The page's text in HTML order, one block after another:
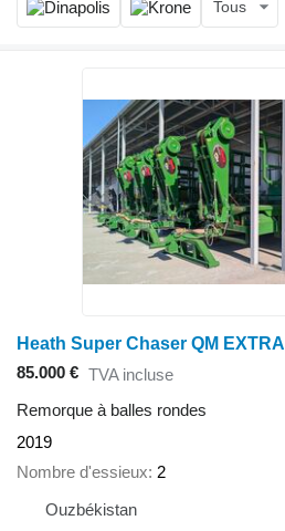
Tous
Heath Super Chaser QM EXTRA
85.000 € TVA incluse
Remorque à balles rondes
2019
Nombre d'essieux 2
Ouzbékistan